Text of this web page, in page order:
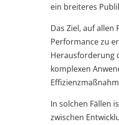
ein breiteres
Das Ziel, auf
Performance zu
Herausforderung
komplexen
In solchen Fällen
zwischen